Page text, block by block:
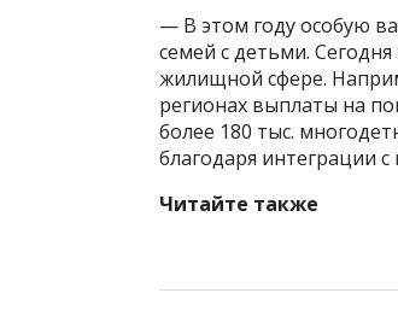
— В этом году особую
семей с детьми.
жилищной сфере.
регионах выплаты на
более 180 тыс.
благодаря интеграции с
Читайте также